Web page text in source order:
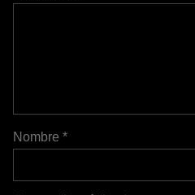
Nombre *